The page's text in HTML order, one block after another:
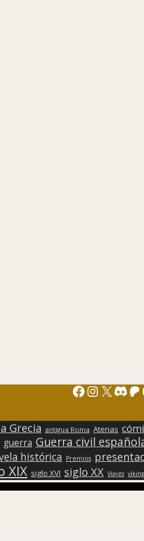
Facebook
X
Grecia antigua Roma Atenas
guerra Guerra civil
histórica Premios
XIX siglo XVI siglo XX Viajes